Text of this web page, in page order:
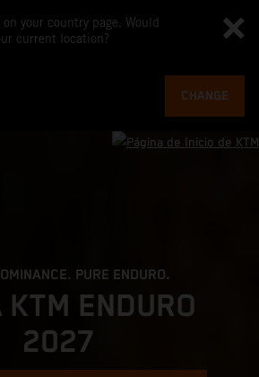
your country page. Would
current location?
CHANGE
PURE ENDURO.
KTM ENDURO
2027